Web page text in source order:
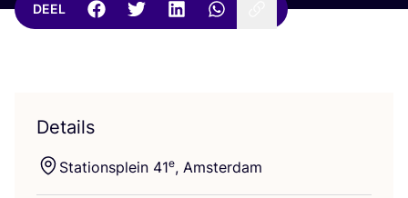
DEEL
Details
Sta­ti­ons­plein 41e, Amsterdam